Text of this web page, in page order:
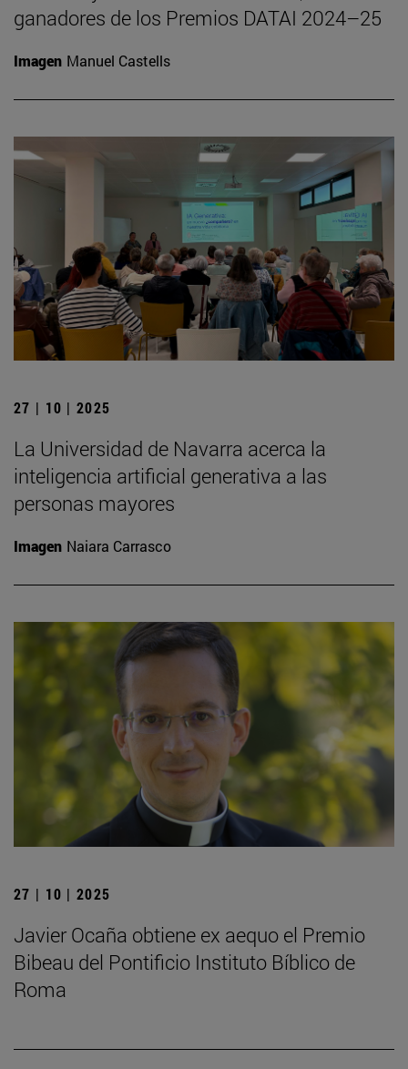
ganadores de los Premios DATAI 2024–25
Imagen Manuel Castells
27 | 10 | 2025
La Universidad de Navarra acerca la
inteligencia artificial generativa a las
personas mayores
Imagen Naiara Carrasco
27 | 10 | 2025
Javier Ocaña obtiene ex aequo el Premio
Bibeau del Pontificio Instituto Bíblico de
Roma